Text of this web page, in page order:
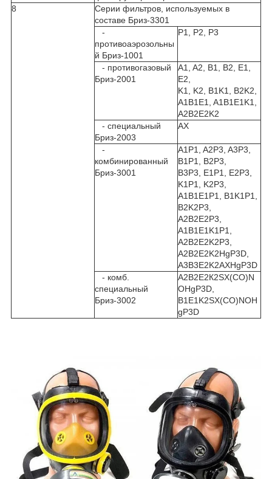
8
Серии фильтров, используемых в
составе Бриз-3301
-
противоаэрозольны
й Бриз-1001
P1, P2, P3
- противогазовый
Бриз-2001
A1, A2, B1, B2, E1,
E2,
K1, K2, B1K1, B2K2,
A1B1E1, A1B1E1K1,
A2B2E2K2
- специальный
Бриз-2003
AX
-
комбинированный
Бриз-3001
A1P1, A2P3, A3P3,
B1P1, B2P3,
B3P3, E1P1, E2P3,
K1P1, K2P3,
A1B1E1P1, B1K1P1,
B2K2P3,
A2B2E2P3,
A1B1E1K1P1,
A2B2E2K2P3,
A2B2E2K2HgP3D,
A3B3E2K2AXHgP3D
- комб.
специальный
Бриз-3002
А2В2Е2К2SX(CO)N
OHgP3D,
B1E1K2SX(CO)NOH
gP3D